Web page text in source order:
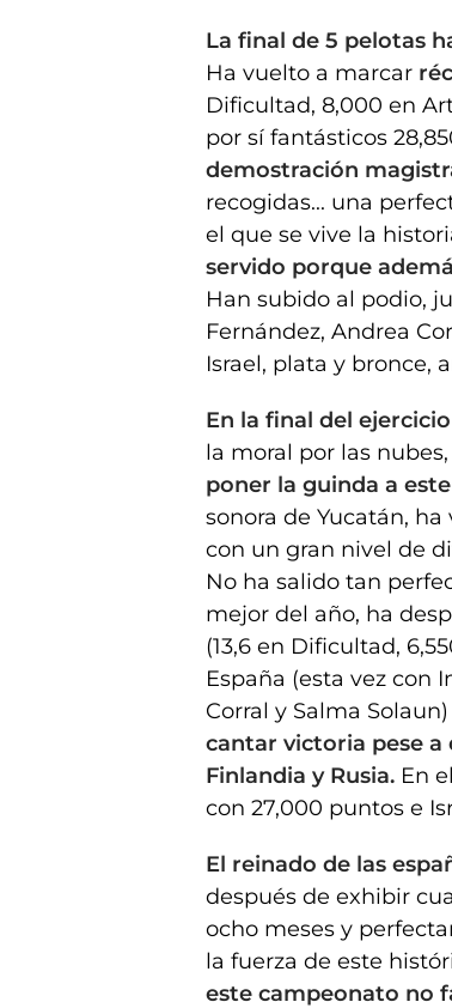
La final de 5 pelotas
Ha vuelto a marcar
Dificultad, 8,000 en
por sí fantásticos
demostración
recogidas... una
el que se vive la
servido porque
Han subido al podio,
Fernández, Andrea
Israel, plata y bronce,
En la final del
la moral por las nubes,
poner la guinda a
sonora de Yucatán,
con un gran nivel de
No ha salido tan
mejor del año, ha
(13,6 en Dificultad,
España (esta vez con
Corral y Salma
cantar victoria pese
Finlandia y Rusia. En
con 27,000 puntos e
El reinado de las
después de exhibir
ocho meses y
la fuerza de este
este campeonato no